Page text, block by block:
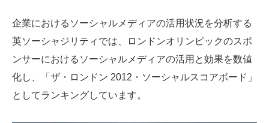
企業におけるソーシャルメディアの活用状況を分析する
英ソーシャジリティでは、ロンドンオリンピックのスポ
ンサーにおけるソーシャルメディアの活用と効果を数値
化し、「ザ・ロンドン 2012・ソーシャルスコアボード」
としてランキングしています。